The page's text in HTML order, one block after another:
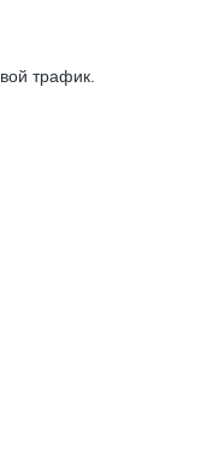
трафик.